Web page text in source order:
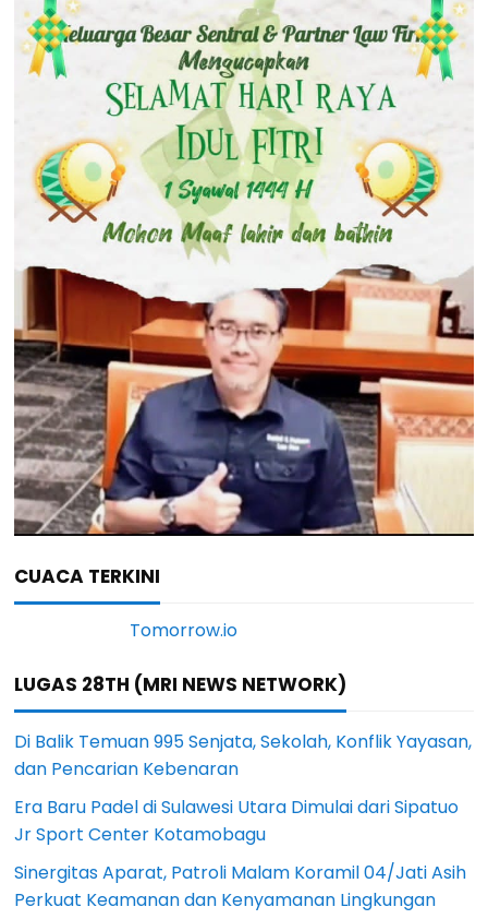
CUACA TERKINI
LUGAS 28TH (MRI NEWS NETWORK)
Di Balik Temuan 995 Senjata, Sekolah, Konflik Yayasan,
dan Pencarian Kebenaran
Era Baru Padel di Sulawesi Utara Dimulai dari Sipatuo
Jr Sport Center Kotamobagu
Sinergitas Aparat, Patroli Malam Koramil 04/Jati Asih
Perkuat Keamanan dan Kenyamanan Lingkungan